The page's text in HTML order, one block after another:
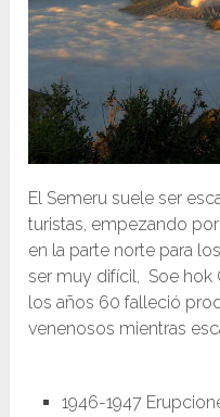
El Semeru suele ser
turistas, empezando
en la parte norte para
ser muy difícil, Soe hok
los años 60 falleció
venenosos mientras
1946-1947